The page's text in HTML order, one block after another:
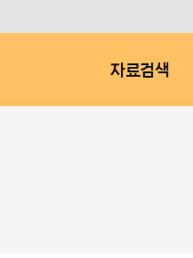
자료검색